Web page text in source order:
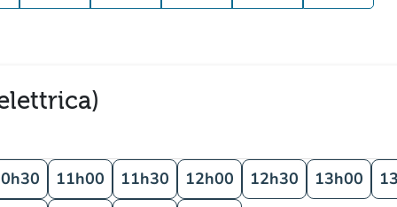
11h00 11h30 12h00 12h30 13h00